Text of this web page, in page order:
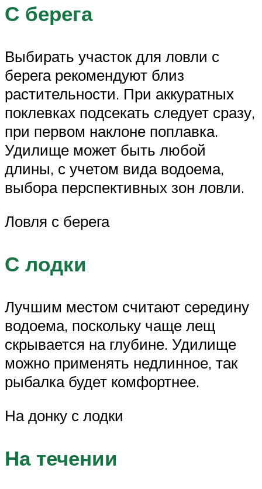
С берега
Выбирать участок для ловли с
берега рекомендуют близ
растительности. При аккуратных
поклевках подсекать следует сразу,
при первом наклоне поплавка.
Удилище может быть любой
длины, с учетом вида водоема,
выбора перспективных зон ловли.
Ловля с берега
С лодки
Лучшим местом считают середину
водоема, поскольку чаще лещ
скрывается на глубине. Удилище
можно применять недлинное, так
рыбалка будет комфортнее.
На донку с лодки
На течении